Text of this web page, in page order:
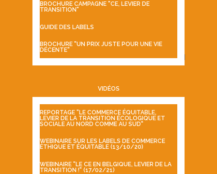
BROCHURE CAMPAGNE "CE, LEVIER DE
TRANSITION"
GUIDE DES LABELS
BROCHURE "UN PRIX JUSTE POUR UNE VIE
DÉCENTE"
VIDÉOS
REPORTAGE "LE COMMERCE ÉQUITABLE,
LEVIER DE LA TRANSITION ÉCOLOGIQUE ET
SOCIALE AU NORD COMME AU SUD"
WEBINAIRE SUR LES LABELS DE COMMERCE
ÉTHIQUE ET ÉQUITABLE (13/10/20)
WEBINAIRE "LE CE EN BELGIQUE, LEVIER DE LA
TRANSITION !" (17/02/21)